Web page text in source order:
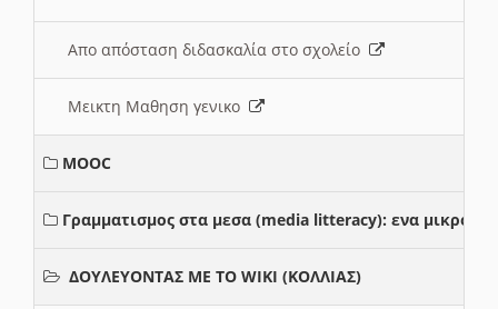
Απο απόσταση διδασκαλία στο σχολείο
Μεικτη Μαθηση γενικο
MOOC
Γραμματισμος στα μεσα (media litteracy): ενα μικρο
ΔΟΥΛΕΥΟΝΤΑΣ ΜΕ ΤΟ WIKI (ΚΟΛΛΙΑΣ)